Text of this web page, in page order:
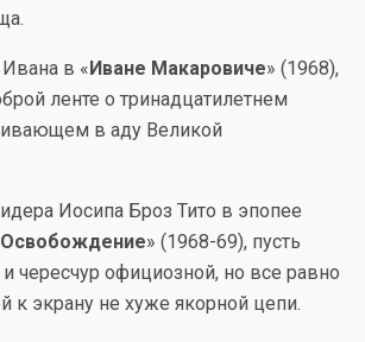
в «Иване Макаровиче» (1968),
ленте о тринадцатилетнем
в аду Великой
Иосипа Броз Тито в эпопее
Освобождение» (1968-69), пусть
чересчур официозной, но все равно
экрану не хуже якорной цепи.